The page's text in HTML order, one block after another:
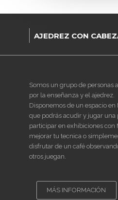
AJEDREZ CON
Somos un grupo de personas
por la enseñanza y el ajedrez.
Disponemos de un espacio en
que podrás acudir y jugar una
participar en exhibiciones con
mejorar tu tecnica o
disfrutar de un café
otros juegan.
MÁS INFORMACIÓN